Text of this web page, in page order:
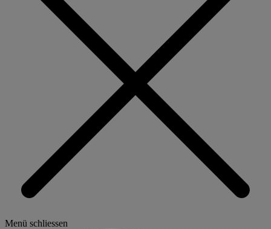
Menü schliessen